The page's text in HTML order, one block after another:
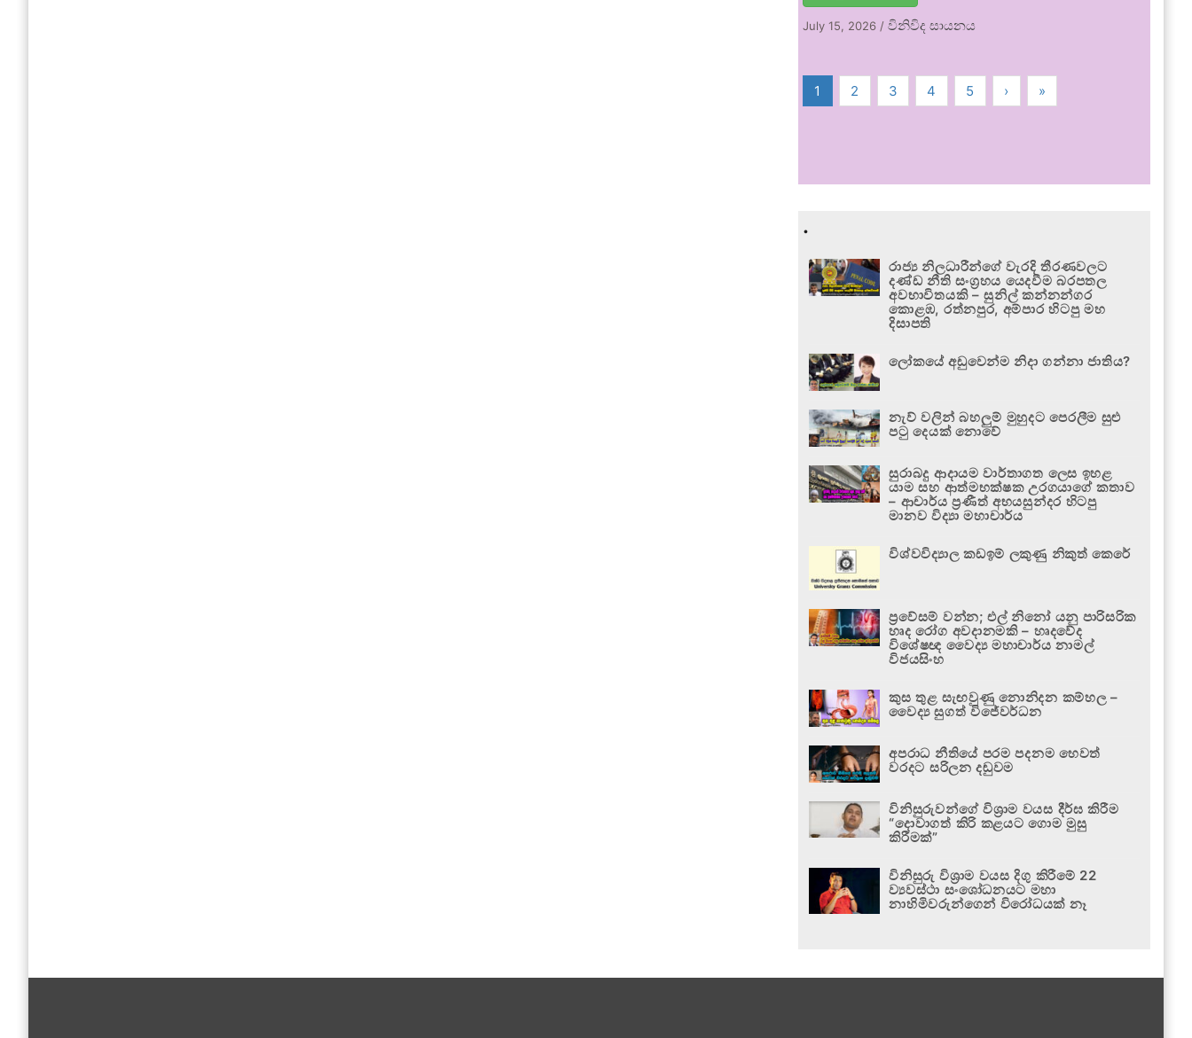
July 15, 2026 /විනිවිද සායනය
1 2 3 4 5 › »
.
රාජ්‍ය නිලධාරීන්ගේ වැරදි තීරණවලට
දණ්ඩ නීති සංග්‍රහය යෙදවීම බරපතල
අවභාවිතයකි – සුනිල් කන්නන්ගර
කොළඹ, රත්නපුර, අම්පාර හිටපු මහ
දිසාපති
ලෝකයේ අඩුවෙන්ම නිදා ගන්නා ජාතිය?
නැව් වලින් බහලුම් මුහුදට පෙරලීම සුළු
පටු දෙයක් නොවේ
සුරාබදු ආදායම වාර්තාගත ලෙස ඉහළ
යාම සහ ආත්මභක්ෂක උරගයාගේ කතාව
– ආචාර්ය ප්‍රණීත් අභයසුන්දර හිටපු
මානව විද්‍යා මහාචාර්ය
විශ්වවිද්‍යාල කඩඉම් ලකුණු නිකුත් කෙරේ
ප්‍රවේසම් වන්න; එල් නිනෝ යනු පාරිසරික
හෘද රෝග අවදානමකි – හෘදවේද
විශේෂඥ වෛද්‍ය මහාචාර්ය නාමල්
විජයසිංහ
කුස තුළ සැඟවුණු නොනිදන කම්හල –
වෛද්‍ය සුගත් විජේවර්ධන
අපරාධ නීතියේ පරම පදනම හෙවත්
වරදට සරිලන දඬුවම
විනිසුරුවන්ගේ විශ්‍රාම වයස දීර්ඝ කිරීම
“දොවාගත් කිරි කළයට ගොම මුසු
කිරීමක්”
විනිසුරු විශ්‍රාම වයස දිගු කිරීමේ 22
ව්‍යවස්ථා සංශෝධනයට මහා
නාහිමිවරුන්ගෙන් විරෝධයක් නෑ